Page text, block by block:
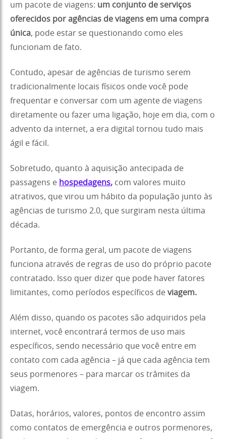
um pacote de viagens: um conjunto de serviços
oferecidos por agências de viagens em uma compra
única, pode estar se questionando como eles
funcionam de fato.
Contudo, apesar de agências de turismo serem
tradicionalmente locais físicos onde você pode
frequentar e conversar com um agente de viagens
diretamente ou fazer uma ligação, hoje em dia, com o
advento da internet, a era digital tornou tudo mais
ágil e fácil.
Sobretudo, quanto à aquisição antecipada de
passagens e hospedagens, com valores muito
atrativos, que virou um hábito da população junto às
agências de turismo 2.0, que surgiram nesta última
década.
Portanto, de forma geral, um pacote de viagens
funciona através de regras de uso do próprio pacote
contratado. Isso quer dizer que pode haver fatores
limitantes, como períodos específicos de viagem.
Além disso, quando os pacotes são adquiridos pela
internet, você encontrará termos de uso mais
específicos, sendo necessário que você entre em
contato com cada agência – já que cada agência tem
seus pormenores – para marcar os trâmites da
viagem.
Datas, horários, valores, pontos de encontro assim
como contatos de emergência e outros pormenores,